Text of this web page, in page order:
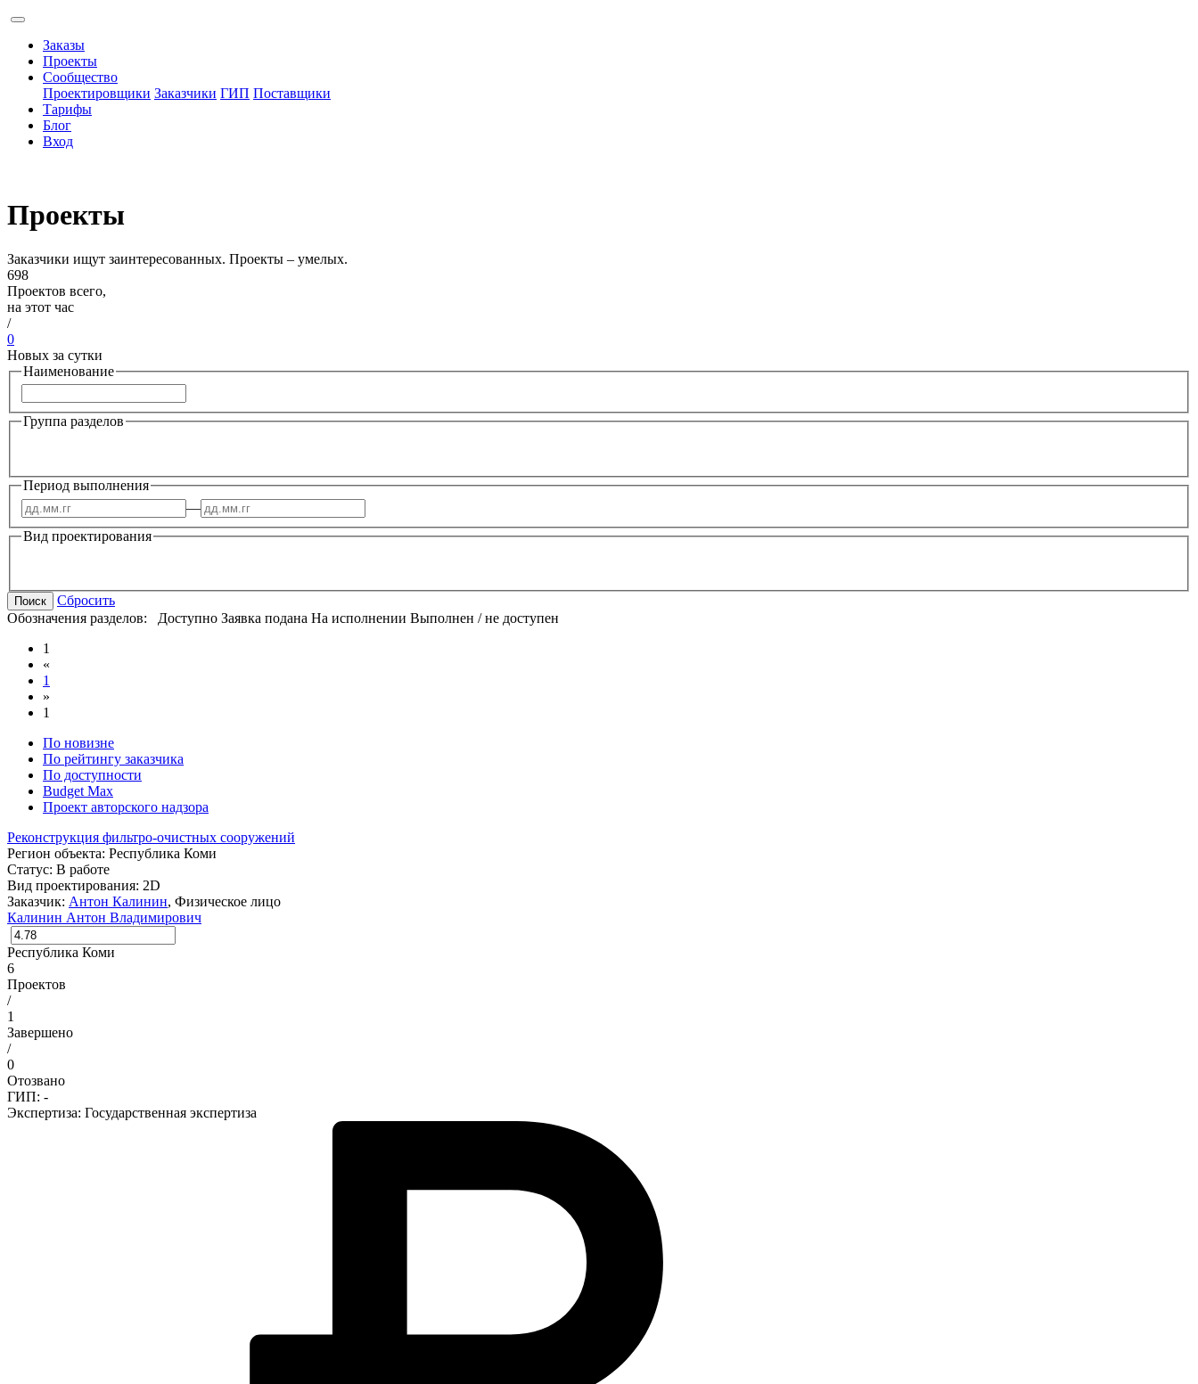
Заказы
Проекты
Сообщество
Проектировщики Заказчики ГИП Поставщики
Тарифы
Блог
Вход
Проекты
Заказчики ищут заинтересованных. Проекты – умелых.
698
Проектов всего,
на этот час
/
0
Новых за сутки
Наименование
Группа разделов
—
Период выполнения
Вид проектирования
Поиск
Сбросить
Обозначения разделов: Доступно Заявка подана На исполнении Выполнен / не доступен
1
«
1
»
1
По новизне
По рейтингу заказчика
По доступности
Budget Max
Проект авторского надзора
Реконструкция фильтро-очистных сооружений
Регион объекта: Республика Коми
Статус: В работе
Вид проектирования: 2D
Заказчик: Антон Калинин, Физическое лицо
Калинин Антон Владимирович
Республика Коми
6
Проектов
/
1
Завершено
/
0
Отозвано
ГИП: -
Экспертиза: Государственная экспертиза